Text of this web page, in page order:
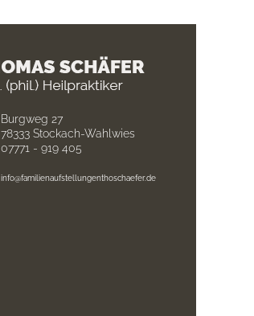
Burgweg 27
78333 Stockach-Wahlwies
07771 - 919 405
info@familienaufstellungenthoschaefer.de